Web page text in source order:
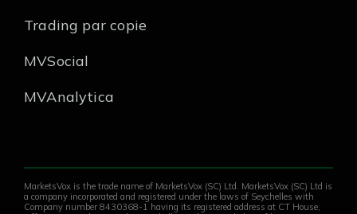
Trading par copie
MVSocial
MVAnalytica
MarketsVox is the trade name of MarketsVox (SC) Ltd. MarketsVox (SC) Ltd is
a company incorporated and registered under the laws of Seychelles with
Company number 8430368-1 having its registered address at CT House,